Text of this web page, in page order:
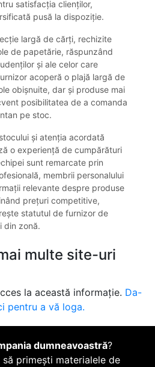
satisfacția clienților,
pusă la dispoziție.
largă de cărți, rechizite
de papetărie, răspunzând
și ale celor care
acoperă o plajă largă de
obișnuite, dar și produse mai
posibilitatea de a comanda
pe stoc.
și atenția acordată
o experiență de cumpărături
sunt remarcate prin
membrii personalului
relevante despre produse
prețuri competitive,
statutul de furnizor de
din zonă.
multe site-uri
la această informație. Da-
pentru a vă loga.
dumneavoastră?
să primești materialele de